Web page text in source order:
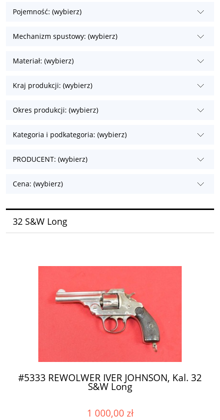
Pojemność: (wybierz)
Mechanizm spustowy: (wybierz)
Materiał: (wybierz)
Kraj produkcji: (wybierz)
Okres produkcji: (wybierz)
Kategoria i podkategoria: (wybierz)
PRODUCENT: (wybierz)
Cena: (wybierz)
32 S&W Long
#5333 REWOLWER IVER JOHNSON, Kal. 32
S&W Long
1 000,00 zł